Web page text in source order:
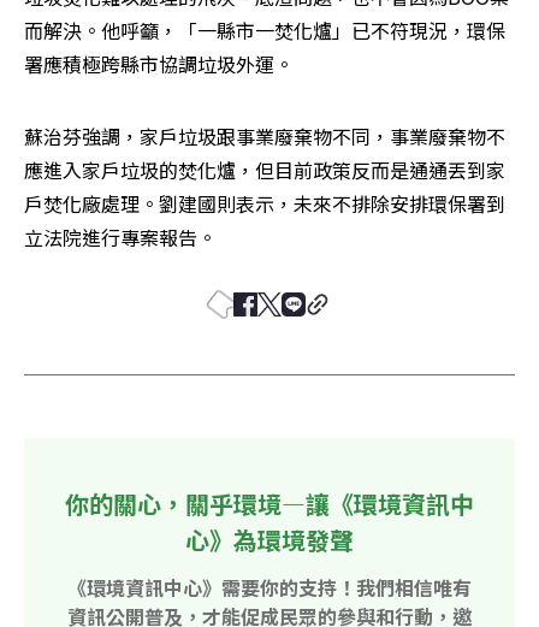
而解決。他呼籲，「一縣市一焚化爐」已不符現況，環保
署應積極跨縣市協調垃圾外運。
蘇治芬強調，家戶垃圾跟事業廢棄物不同，事業廢棄物不
應進入家戶垃圾的焚化爐，但目前政策反而是通通丟到家
戶焚化廠處理。劉建國則表示，未來不排除安排環保署到
立法院進行專案報告。
你的關心，關乎環境—讓《環境資訊中
心》為環境發聲
《環境資訊中心》需要你的支持！我們相信唯有
資訊公開普及，才能促成民眾的參與和行動，邀